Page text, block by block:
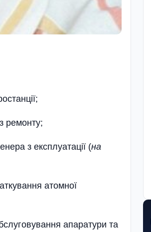
ремонту;
з експлуатації (на
атомної
апаратури та